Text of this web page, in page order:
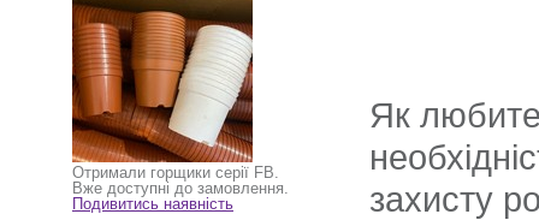
Отримали горщики серії FB.
Вже доступні до замовлення.
Подивитись наявність
Як
захисту